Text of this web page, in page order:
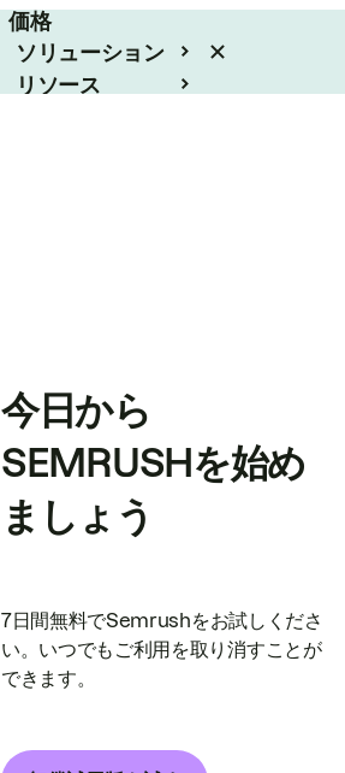
価格
ソリューション
リソース
今日から
SEMRUSHを始め
ましょう
7日間無料でSemrushをお試しくださ
い。いつでもご利用を取り消すことが
できます。